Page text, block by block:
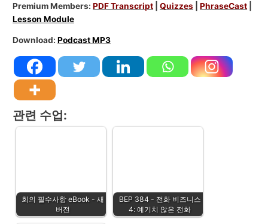
Premium Members:PDF Transcript |Quizzes |PhraseCast
Lesson Module
Download:Podcast MP3
관련 수업:
회의 필수사항 eBook - 새
버전
BEP 384 - 전화 비즈니스
4: 예기치 않은 전화